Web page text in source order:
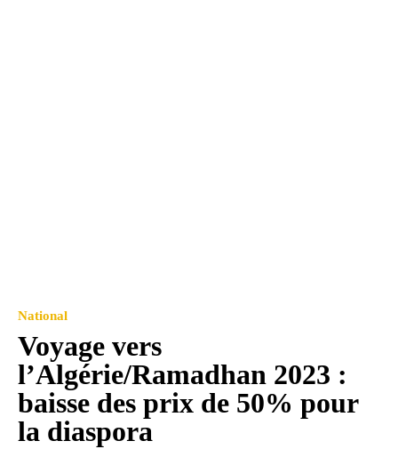
National
Voyage vers
l’Algérie/Ramadhan 2023 :
baisse des prix de 50% pour
la diaspora